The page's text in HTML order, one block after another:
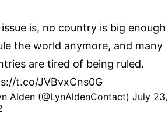
is, no country is big enough
the world anymore, and many
are tired of being ruled.
t.co/JVBvxCns0G
Alden (@LynAldenContact) July 23,